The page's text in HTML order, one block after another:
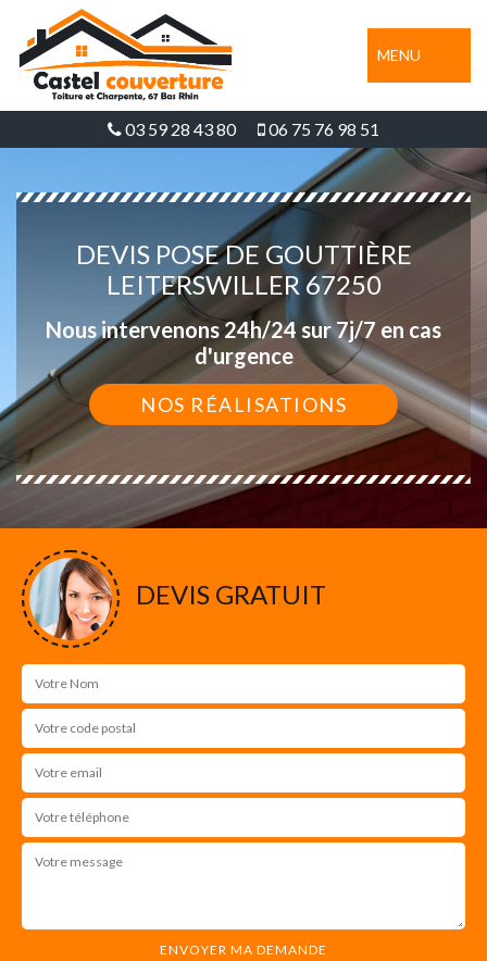
MENU
03 59 28 43 80 06 75 76 98 51
DEVIS POSE DE GOUTTIÈRE
LEITERSWILLER 67250
Nous intervenons 24h/24 sur 7j/7 en cas
d'urgence
NOS RÉALISATIONS
DEVIS GRATUIT